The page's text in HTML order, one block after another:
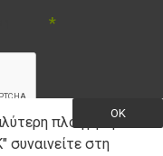
Απορρήτου
OK
πλοήγηση
στη